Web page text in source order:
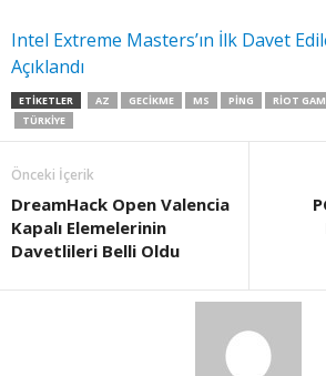
Intel Extreme Masters’ın İlk Davet
Açıklandı
ETIKETLER AZ GECIKME MS PING RIOT
TÜRKIYE
Önceki İçerik
DreamHack Open Valencia
Kapalı Elemelerinin
Davetlileri Belli Oldu